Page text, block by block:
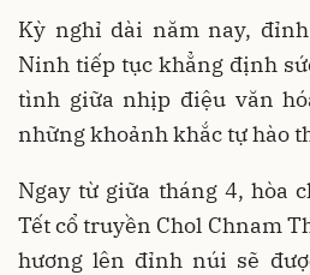
Kỳ nghỉ dài năm nay,
Ninh tiếp tục khẳng định
tình giữa nhịp điệu văn
những khoảnh khắc tự hào
Ngay từ giữa tháng 4, hòa
Tết cổ truyền Chol Chnam
hương lên đỉnh núi sẽ